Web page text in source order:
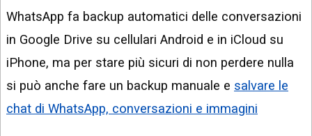
WhatsApp fa backup automatici delle conversazioni
in Google Drive su cellulari Android e in iCloud su
iPhone, ma per stare più sicuri di non perdere nulla
si può anche fare un backup manuale e salvare le
chat di WhatsApp, conversazioni e immagini